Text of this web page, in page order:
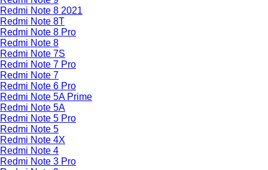
Redmi Note 8 2021
Redmi Note 8T
Redmi Note 8 Pro
Redmi Note 8
Redmi Note 7S
Redmi Note 7 Pro
Redmi Note 7
Redmi Note 6 Pro
Redmi Note 5A Prime
Redmi Note 5A
Redmi Note 5 Pro
Redmi Note 5
Redmi Note 4X
Redmi Note 4
Redmi Note 3 Pro